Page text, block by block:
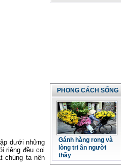
dưới những
riêng đều coi
chúng ta nên
PHONG CÁCH SỐNG
Gánh hàng rong và
lòng tri ân người
thầy